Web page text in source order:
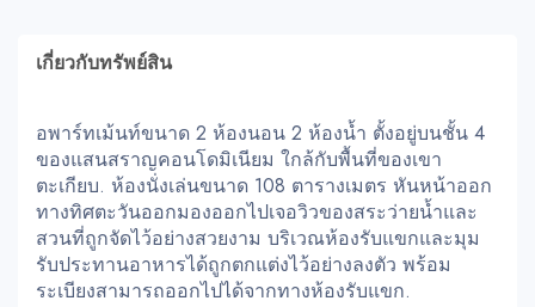
เกี่ยวกับทรัพย์สิน
อพาร์ทเม้นท์ขนาด 2 ห้องนอน 2 ห้องน้ำ ตั้งอยู่บนชั้น 4
ของแสนสราญคอนโดมิเนียม ใกล้กับพื้นที่ของเขา
ตะเกียบ. ห้องนั่งเล่นขนาด 108 ตารางเมตร หันหน้าออก
ทางทิศตะวันออกมองออกไปเจอวิวของสระว่ายน้ำและ
สวนที่ถูกจัดไว้อย่างสวยงาม บริเวณห้องรับแขกและมุม
รับประทานอาหารได้ถูกตกแต่งไว้อย่างลงตัว พร้อม
ระเบียงสามารถออกไปได้จากทางห้องรับแขก.